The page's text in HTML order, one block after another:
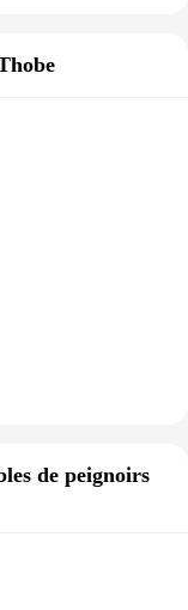
de peignoirs